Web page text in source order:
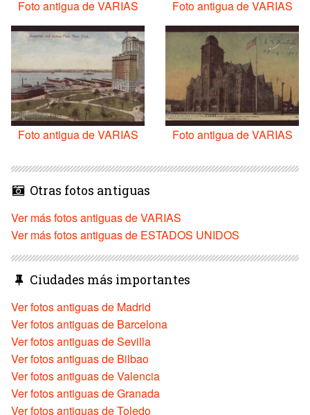
Foto antigua de VARIAS Foto antigua de VARIAS
Foto antigua de VARIAS Foto antigua de VARIAS
Otras fotos antiguas
Ver más fotos antiguas de VARIAS
Ver más fotos antiguas de ESTADOS UNIDOS
Ciudades más importantes
Ver fotos antiguas de Madrid
Ver fotos antiguas de Barcelona
Ver fotos antiguas de Sevilla
Ver fotos antiguas de Bilbao
Ver fotos antiguas de Valencia
Ver fotos antiguas de Granada
Ver fotos antiguas de Toledo